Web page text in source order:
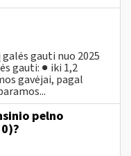
gauti nuo 2025
gauti: ● iki 1,2
gavėjai, pagal
pelno